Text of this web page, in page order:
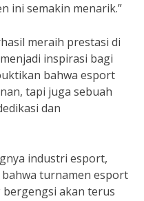
ini semakin menarik.”
meraih prestasi di
inspirasi bagi
bahwa esport
tapi juga sebuah
dan
industri esport,
turnamen esport
akan terus